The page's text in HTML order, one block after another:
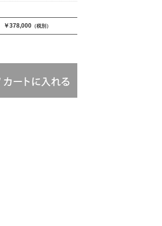
￥378,000 （税別）